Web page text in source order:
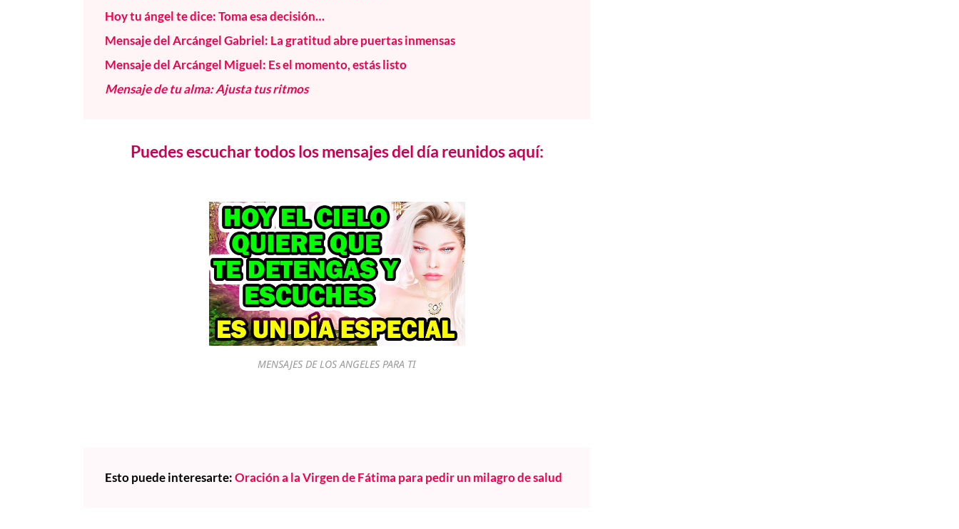
Hoy tu ángel te dice: Toma esa decisión…
Mensaje del Arcángel Gabriel: La gratitud abre puertas inmensas
Mensaje del Arcángel Miguel: Es el momento, estás listo
Mensaje de tu alma: Ajusta tus ritmos
Puedes escuchar todos los mensajes del día reunidos aquí:
MENSAJES DE LOS ANGELES PARA TI
Esto puede interesarte:Oración a la Virgen de Fátima para pedir un milagro de salud